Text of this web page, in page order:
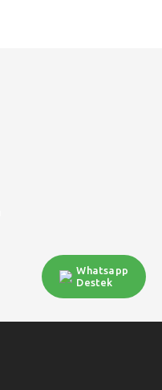
Whatsapp
Destek